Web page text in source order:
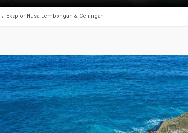
Eksplor Nusa Lembongan & Ceningan